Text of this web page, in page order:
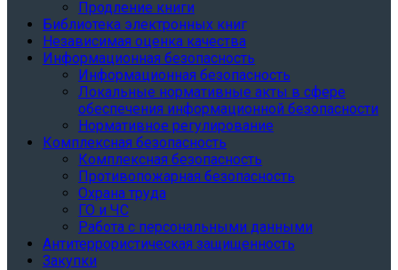
Продление книги
Библиотека электронных книг
Независимая оценка качества
Информационная безопасность
Информационная безопасность
Локальные нормативные акты в сфере
обеспечения информационной безопасности
Нормативное регулирование
Комплексная безопасность
Комплексная безопасность
Противопожарная безопасность
Охрана труда
ГО и ЧС
Работа с персональными данными
Антитеррористическая защищенность
Закупки